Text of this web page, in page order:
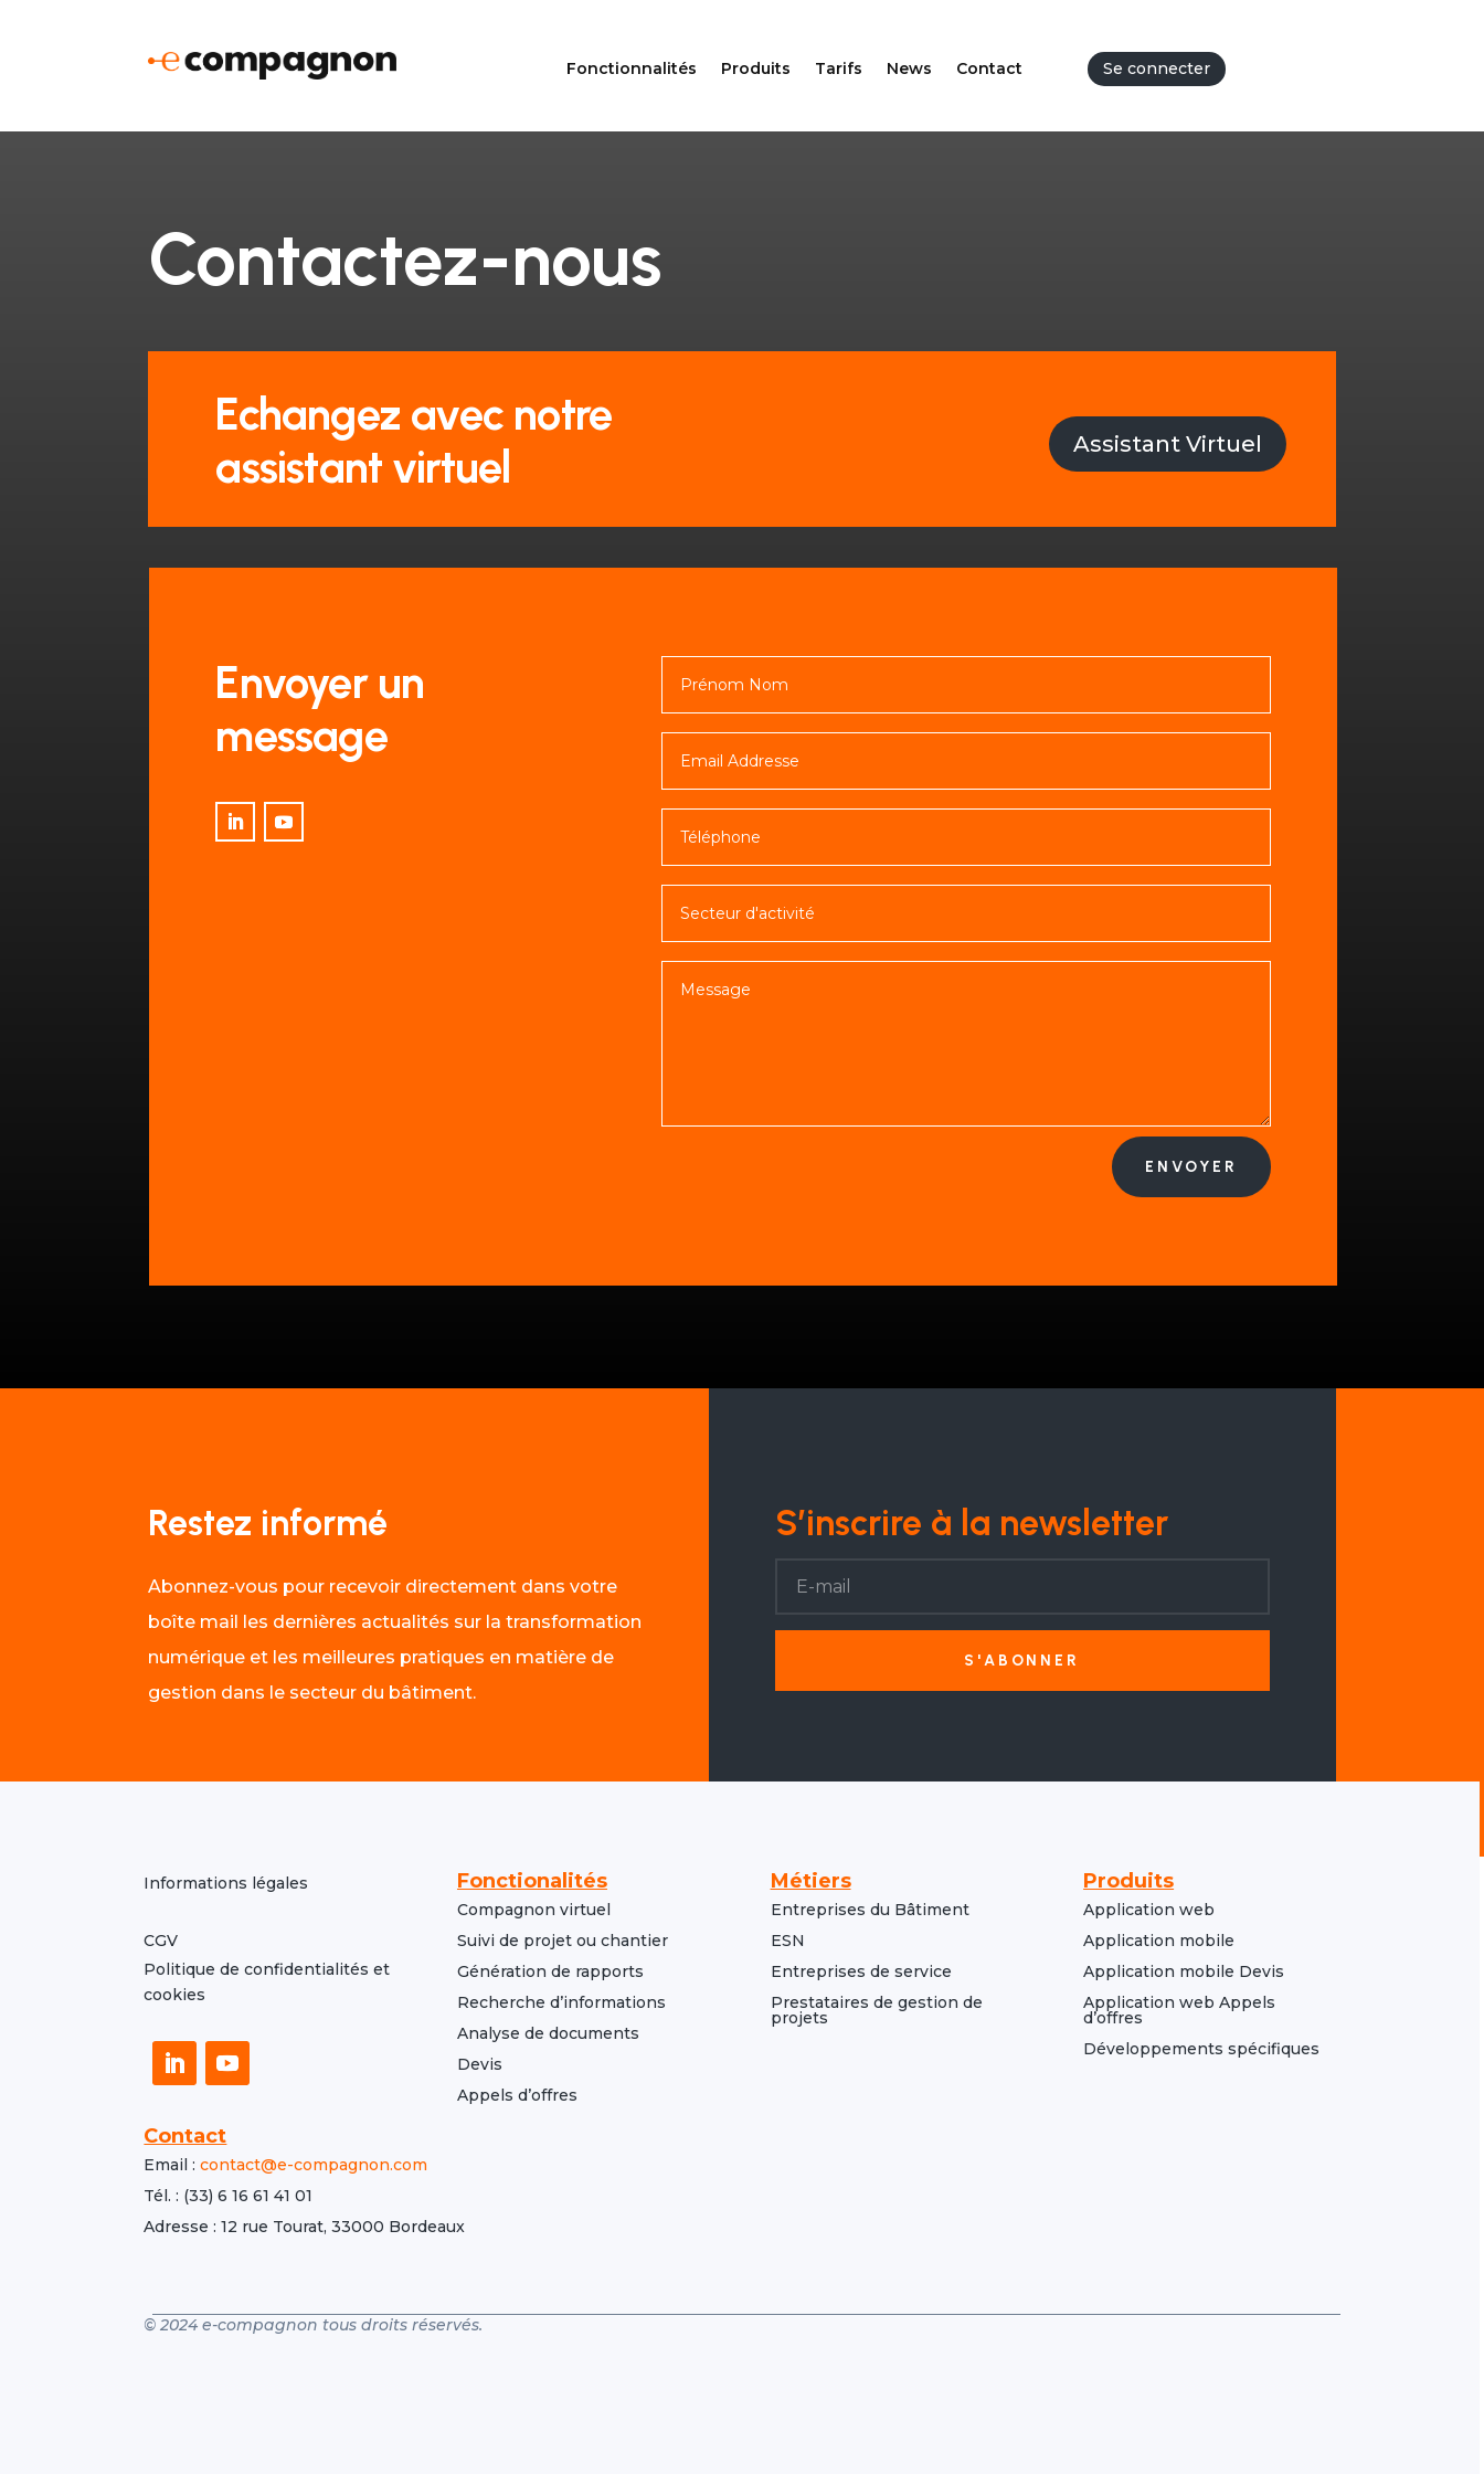
Fonctionnalités Produits Tarifs News Contact Se connecter
Contactez-nous
Echangez avec notre
assistant virtuel
Assistant Virtuel
Envoyer un
message
ENVOYER
Restez informé
Abonnez-vous pour recevoir directement dans votre
boîte mail les dernières actualités sur la transformation
numérique et les meilleures pratiques en matière de
gestion dans le secteur du bâtiment.
S’inscrire à la newsletter
S'ABONNER
Informations légales
CGV
Politique de confidentialités et
cookies
Contact
Email :contact@e-compagnon.com
Tél. : (33) 6 16 61 41 01
Adresse : 12 rue Tourat, 33000 Bordeaux
Fonctionalités
Compagnon virtuel
Suivi de projet ou chantier
Génération de rapports
Recherche d’informations
Analyse de documents
Devis
Appels d’offres
Métiers
Entreprises du Bâtiment
ESN
Entreprises de service
Prestataires de gestion de
projets
Produits
Application web
Application mobile
Application mobile Devis
Application web Appels
d’offres
Développements spécifiques
© 2024 e-compagnon tous droits réservés.